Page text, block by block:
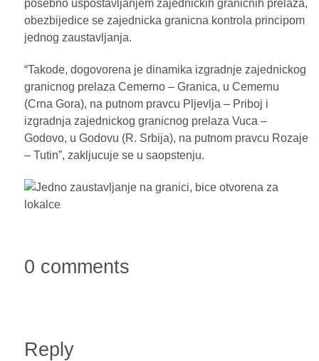
posebno uspostavljanjem zajednickih granicnih prelaza,
obezbijedice se zajednicka granicna kontrola principom
jednog zaustavljanja.
“Takode, dogovorena je dinamika izgradnje zajednickog
granicnog prelaza Cemerno – Granica, u Cemernu
(Crna Gora), na putnom pravcu Pljevlja – Priboj i
izgradnja zajednickog granicnog prelaza Vuca –
Godovo, u Godovu (R. Srbija), na putnom pravcu Rozaje
– Tutin”, zakljucuje se u saopstenju.
0 comments
Reply